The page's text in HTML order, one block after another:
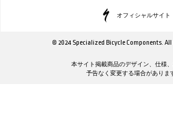
オフィシャルサイト
© 2024 Specialized Bicycle Components.
本サイト掲載商品のデザイン、仕様
予告なく変更する場合がありま